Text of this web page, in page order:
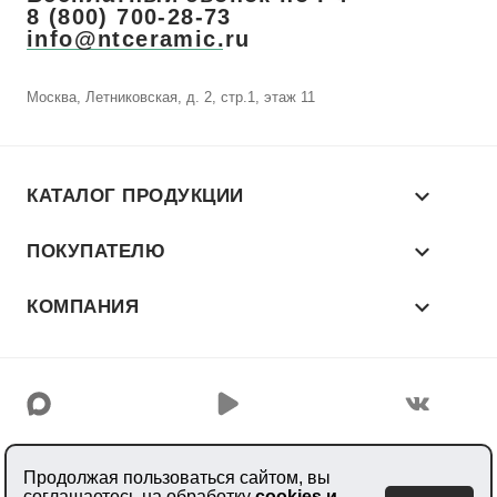
Продолжая пользоваться сайтом, вы
8 (800) 700-28-73
info@ntceramic.ru
Москва, Летниковская, д. 2, стр.1, этаж 11
КАТАЛОГ ПРОДУКЦИИ
ПОКУПАТЕЛЮ
КОМПАНИЯ
© 2026 «NT CERAMIC»
Производитель керамогранита